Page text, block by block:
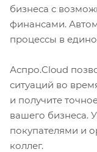
бизнеса с
финансами.
процессы в
Аспро.Cloud
ситуаций во
и получите
вашего бизнеса.
покупателями и
коллег.